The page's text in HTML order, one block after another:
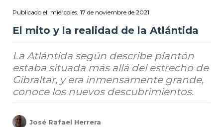
Publicado el: miércoles, 17 de noviembre de 2021
El mito y la realidad de la Atlántida
La Atlántida según describe plantón
estaba situada más allá del estrecho de
Gibraltar, y era inmensamente grande,
conoce los nuevos descubrimientos.
José Rafael Herrera